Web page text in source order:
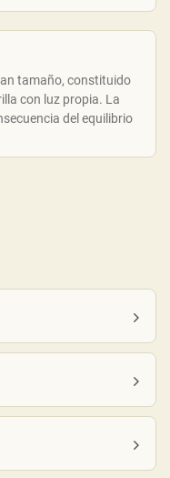
tamaño, constituido
con luz propia. La
del equilibrio